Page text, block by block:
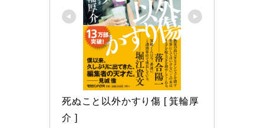
死ぬこと以外かすり傷 [ 箕輪厚
介 ]